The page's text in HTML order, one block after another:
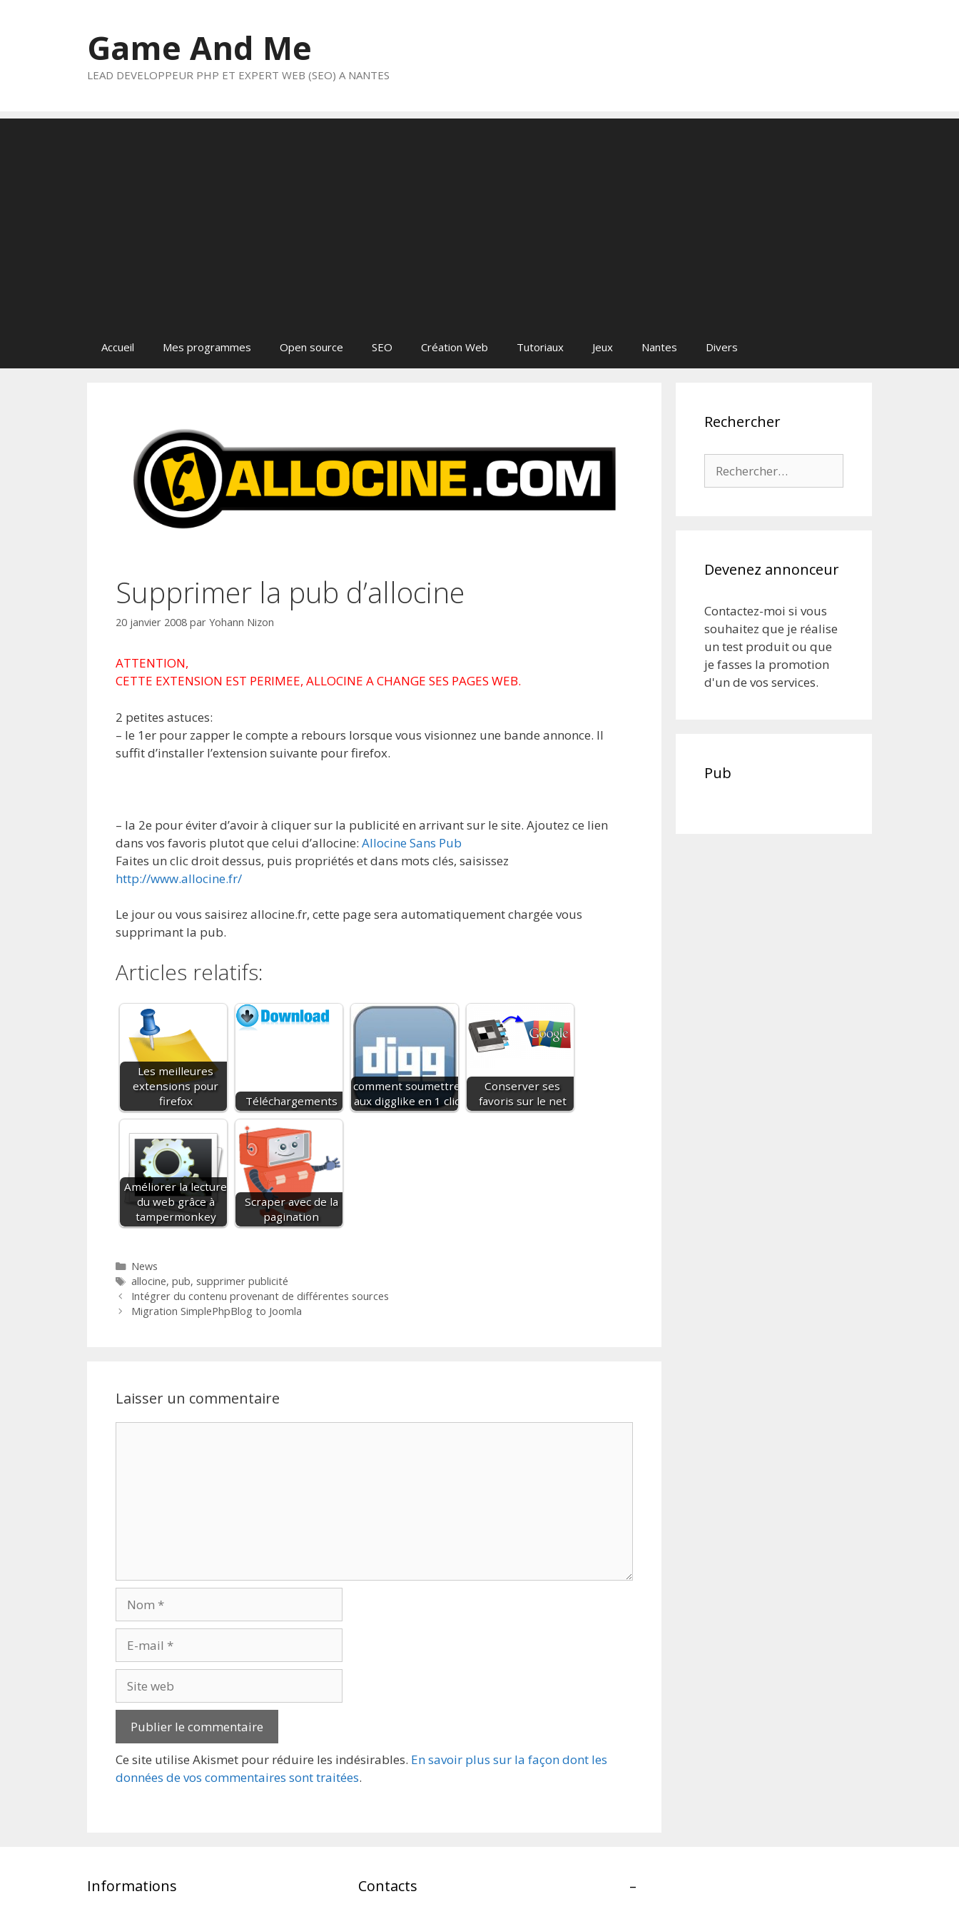
Game And Me
LEAD DEVELOPPEUR PHP ET EXPERT WEB (SEO) A NANTES
Accueil Mes programmes Open source SEO Création Web Tutoriaux Jeux Nantes Divers
Supprimer la pub d’allocine
20 janvier 2008 par Yohann Nizon
ATTENTION,
CETTE EXTENSION EST PERIMEE, ALLOCINE A CHANGE SES PAGES WEB.
2 petites astuces:
– le 1er pour zapper le compte a rebours lorsque vous visionnez une bande annonce. Il
suffit d’installer l’extension suivante pour firefox.
– la 2e pour éviter d’avoir à cliquer sur la publicité en arrivant sur le site. Ajoutez ce lien
dans vos favoris plutot que celui d’allocine: Allocine Sans Pub
Faites un clic droit dessus, puis propriétés et dans mots clés, saisissez
http://www.allocine.fr/
Le jour ou vous saisirez allocine.fr, cette page sera automatiquement chargée vous
supprimant la pub.
Articles relatifs:
Les meilleures
extensions pour
firefox
Téléchargements
comment soumettre
aux digglike en 1 clic
Conserver ses
favoris sur le net
Améliorer la lecture
du web grâce à
tampermonkey
Scraper avec de la
pagination
Catégories
News
Étiquettes
allocine, pub, supprimer publicité
Intégrer du contenu provenant de différentes sources
Migration SimplePhpBlog to Joomla
Laisser un commentaire
mail
web
Ce site utilise Akismet pour réduire les indésirables. En savoir plus sur la façon dont les
données de vos commentaires sont traitées.
Rechercher
Devenez annonceur
Contactez-moi si vous
souhaitez que je réalise
un test produit ou que
je fasses la promotion
d'un de vos services.
Pub
Informations Contacts –